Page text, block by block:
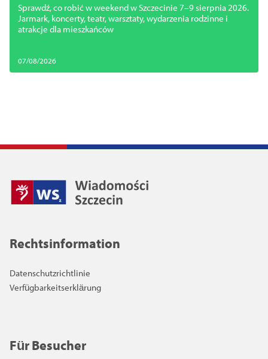
koncerty i atrakcje
Sprawdź, co robić w weekend w Szczecinie 7–9 sierpnia 2026.
Jarmark, koncerty, teatr, warsztaty, wydarzenia rodzinne i
atrakcje dla mieszkańców
07/08/2026
Rechtsinformation
Datenschutzrichtlinie
Verfügbarkeitserklärung
Für Besucher